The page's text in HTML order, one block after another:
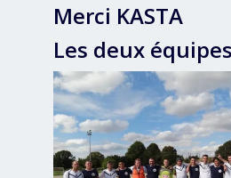
Merci KASTA
Les deux équipes